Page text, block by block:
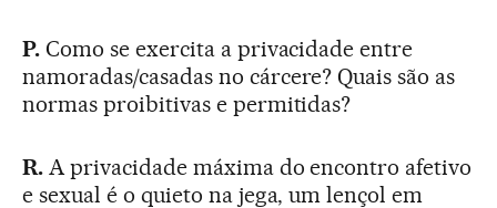
P. Como se exercita a privacidade entre
namoradas/casadas no cárcere? Quais são as
normas proibitivas e permitidas?
R. A privacidade máxima do encontro afetivo
e sexual é o quieto na jega, um lençol em